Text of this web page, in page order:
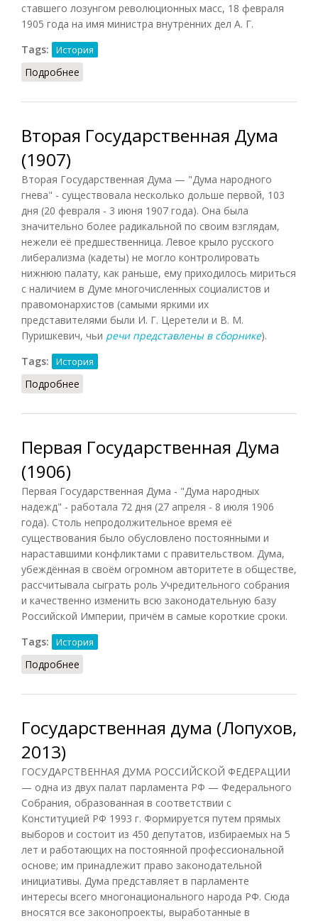
ставшего лозунгом революционных масс, 18 февраля
1905 года на имя министра внутренних дел А. Г.
Tags:
История
Подробнее
Вторая Государственная Дума
(1907)
Вторая Государственная Дума — "Дума народного
гнева" - существовала несколько дольше первой, 103
дня (20 февраля - 3 июня 1907 года). Она была
значительно более радикальной по своим взглядам,
нежели её предшественница. Левое крыло русского
либерализма (кадеты) не могло контролировать
нижнюю палату, как раньше, ему приходилось мириться
с наличием в Думе многочисленных социалистов и
правомонархистов (самыми яркими их
представителями были И. Г. Церетели и В. М.
Пуришкевич, чьи речи представлены в сборнике).
Tags:
История
Подробнее
Первая Государственная Дума
(1906)
Первая Государственная Дума - "Дума народных
надежд" - работала 72 дня (27 апреля - 8 июля 1906
года). Столь непродолжительное время её
существования было обусловлено постоянными и
нараставшими конфликтами с правительством. Дума,
убеждённая в своём огромном авторитете в обществе,
рассчитывала сыграть роль Учредительного собрания
и качественно изменить всю законодательную базу
Российской Империи, причём в самые короткие сроки.
Tags:
История
Подробнее
Государственная дума (Лопухов,
2013)
ГОСУДАРСТВЕННАЯ ДУМА РОССИЙСКОЙ ФЕДЕРАЦИИ
— одна из двух палат парламента РФ — Федерального
Собрания, образованная в соответствии с
Конституцией РФ 1993 г. Формируется путем прямых
выборов и состоит из 450 депутатов, избираемых на 5
лет и работающих на постоянной профессиональной
основе; им принадлежит право законодательной
инициативы. Дума представляет в парламенте
интересы всего многонационального народа РФ. Сюда
вносятся все законопроекты, выработанные в